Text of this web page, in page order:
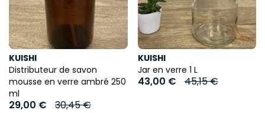
KUISHI
Distributeur de savon
mousse en verre ambré 250
ml
29,00 € 30,45 €
KUISHI
Jar en verre 1 L
43,00 € 45,15 €